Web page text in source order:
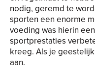
nodig, geremd te
sporten een enorme
voeding was hierin
sportprestaties
kreeg. Als je
aan.